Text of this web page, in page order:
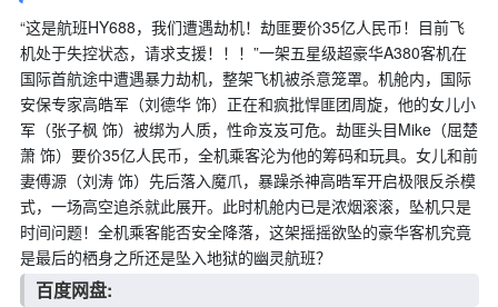
“这是航班HY688，我们遭遇劫机！劫匪要价35亿人民币！目前飞
机处于失控状态，请求支援！！！”一架五星级超豪华A380客机在
国际首航途中遭遇暴力劫机，整架飞机被杀意笼罩。机舱内，国际
安保专家高皓军（刘德华 饰）正在和疯批悍匪团周旋，他的女儿小
军（张子枫 饰）被绑为人质，性命岌岌可危。劫匪头目Mike（屈楚
萧 饰）要价35亿人民币，全机乘客沦为他的筹码和玩具。女儿和前
妻傅源（刘涛 饰）先后落入魔爪，暴躁杀神高晧军开启极限反杀模
式，一场高空追杀就此展开。此时机舱内已是浓烟滚滚，坠机只是
时间问题！全机乘客能否安全降落，这架摇摇欲坠的豪华客机究竟
是最后的栖身之所还是坠入地狱的幽灵航班？
百度网盘: